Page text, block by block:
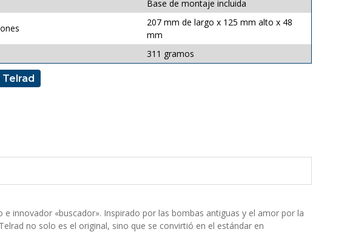
Base de montaje incluida
207 mm de largo x 125 mm alto x 48
mm
311 gramos
innovador «buscador». Inspirado por las bombas antiguas y el amor por la
no solo es el original, sino que se convirtió en el estándar en